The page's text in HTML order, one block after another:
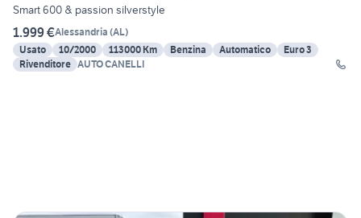
Smart 600 & passion silverstyle
1.999 €Alessandria (AL)
Usato
10/2000 113000 Km Benzina Automatico
Euro 3
Rivenditore AUTO CANELLI